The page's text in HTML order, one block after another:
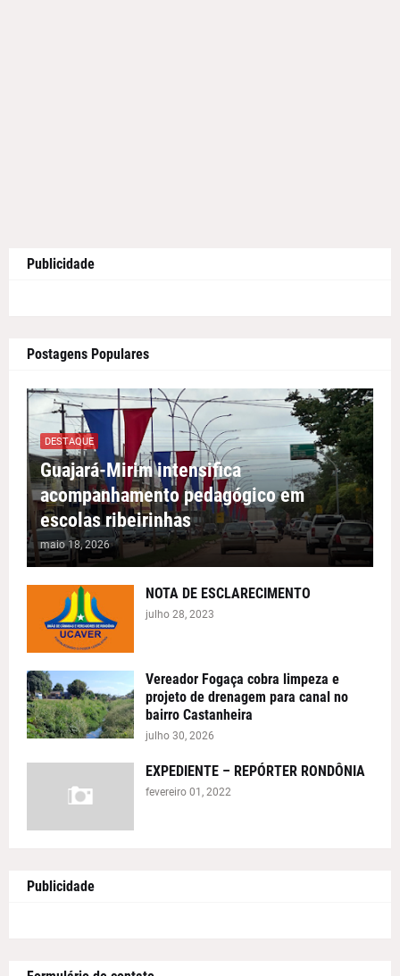
Publicidade
Postagens Populares
DESTAQUE
Guajará-Mirim intensifica
acompanhamento pedagógico em
escolas ribeirinhas
maio 18, 2026
NOTA DE ESCLARECIMENTO
julho 28, 2023
Vereador Fogaça cobra limpeza e
projeto de drenagem para canal no
bairro Castanheira
julho 30, 2026
EXPEDIENTE – REPÓRTER RONDÔNIA
fevereiro 01, 2022
Publicidade